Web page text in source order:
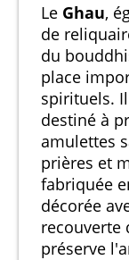
Le Ghau,
de
du
place
spirituels.
destiné à
amulettes
prières et
fabriquée
décorée
recouverte
préserve